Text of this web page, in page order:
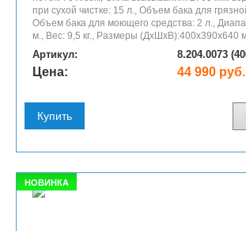
при сухой чистке: 15 л., Объем бака для
Объем бака для моющего средства: 2 л.,
м., Вес: 9,5 кг., Размеры (ДхШхВ):400x390x640
Артикул: 8.204.0073
Цена: 44 990 руб.
Купить
НОВИНКА